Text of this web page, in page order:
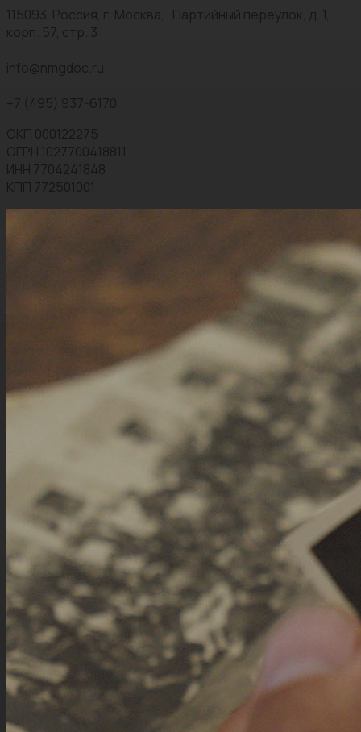
115093, Россия, г. Москва, Партийный переулок, д. 1,
корп. 57, стр. 3